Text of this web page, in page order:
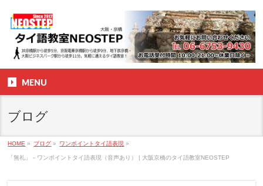
MENU
ブログ
HOME » ブログ » ワンポイントタイ語表現 »
「無礼」－ワンポイントタイ語表現（音声あり） | 大阪京橋のタイ語教室NEOSTEP